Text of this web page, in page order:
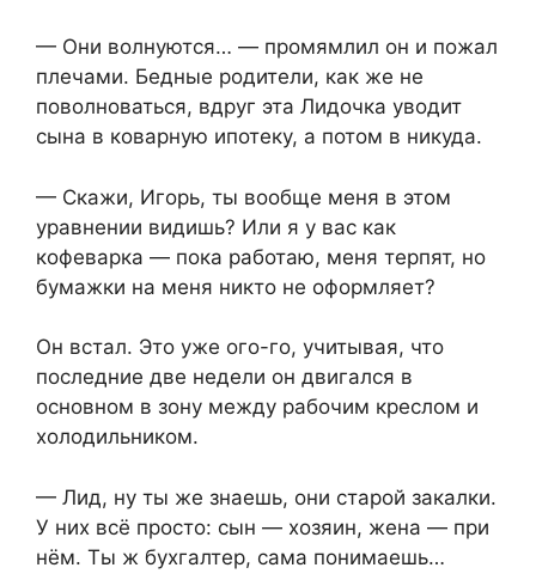
— Они волнуются… — промямлил он и пожал
плечами. Бедные родители, как же не
поволноваться, вдруг эта Лидочка уводит
сына в коварную ипотеку, а потом в никуда.
— Скажи, Игорь, ты вообще меня в этом
уравнении видишь? Или я у вас как
кофеварка — пока работаю, меня терпят, но
бумажки на меня никто не оформляет?
Он встал. Это уже ого-го, учитывая, что
последние две недели он двигался в
основном в зону между рабочим креслом и
холодильником.
— Лид, ну ты же знаешь, они старой закалки.
У них всё просто: сын — хозяин, жена — при
нём. Ты ж бухгалтер, сама понимаешь…